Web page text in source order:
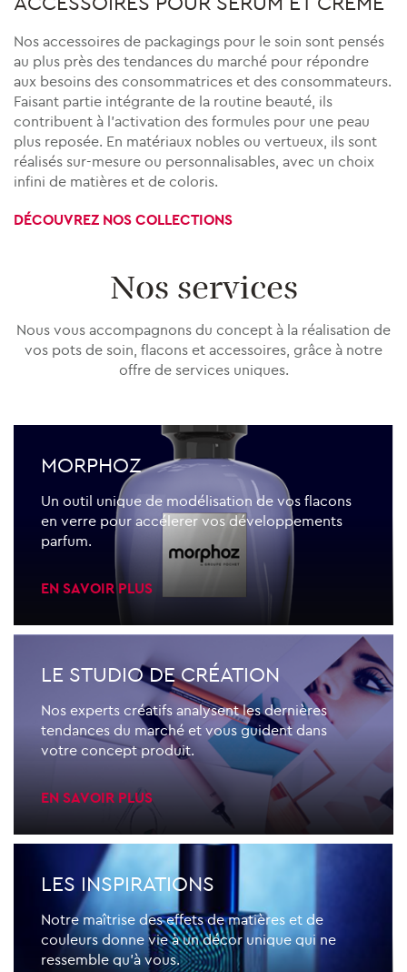
Nos accessoires de packagings pour le soin sont pensés
au plus près des tendances du marché pour répondre
aux besoins des consommatrices et des consommateurs.
Faisant partie intégrante de la routine beauté, ils
contribuent à l’activation des formules pour une peau
plus reposée. En matériaux nobles ou vertueux, ils sont
réalisés sur-mesure ou personnalisables, avec un choix
infini de matières et de coloris.
DÉCOUVREZ NOS COLLECTIONS
Nos services
Nous vous accompagnons du concept à la réalisation de
vos pots de soin, flacons et accessoires, grâce à notre
offre de services uniques.
MORPHOZ
Un outil unique de modélisation de vos flacons
en verre pour accélerer vos développements
parfum.
EN SAVOIR PLUS
LE STUDIO DE CRÉATION
Nos experts créatifs analysent les dernières
tendances du marché et vous guident dans
votre concept produit.
EN SAVOIR PLUS
LES INSPIRATIONS
Notre maîtrise des effets de matières et de
couleurs donne vie à un décor unique qui ne
ressemble qu’à vous.